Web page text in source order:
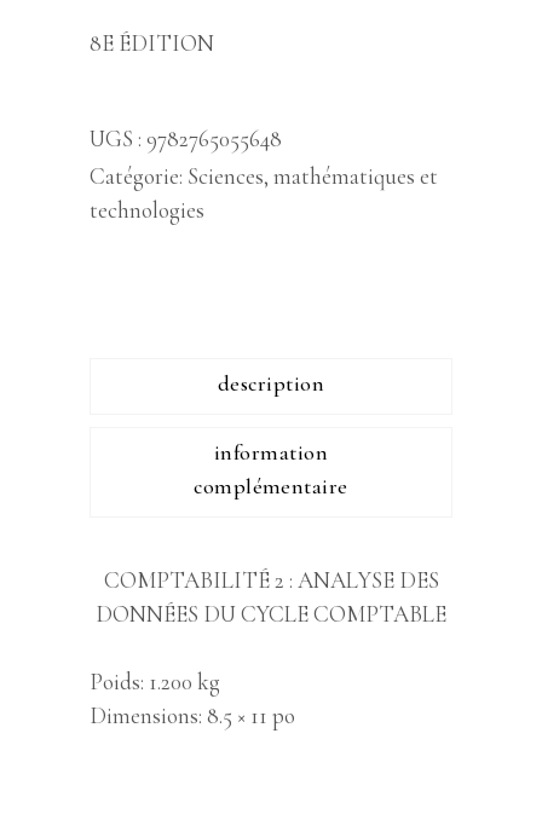
8E ÉDITION
UGS : 9782765055648
Catégorie: Sciences, mathématiques et
technologies
description
information
complémentaire
COMPTABILITÉ 2 : ANALYSE DES
DONNÉES DU CYCLE COMPTABLE
Poids 1.200 kg
Dimensions 8.5 × 11 po